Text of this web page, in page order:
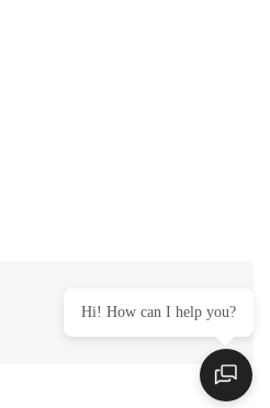
Hi! How can I help you?